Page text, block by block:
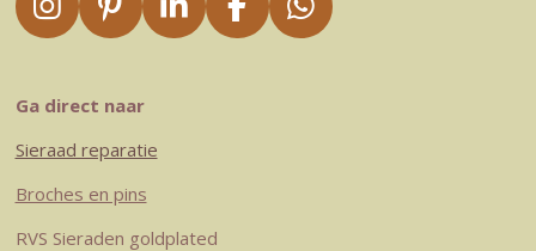
I
n
t
a
g
r
a
P
i
t
e
r
e
s
L
i
n
F
a
W
h
Ga direct naar
Sieraad reparatie
Broches en pins
RVS Sieraden goldplated